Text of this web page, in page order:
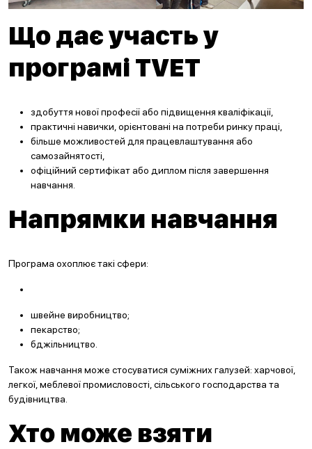
Що дає участь у
програмі TVET
здобуття нової професії або підвищення кваліфікації,
практичні навички, орієнтовані на потреби ринку праці,
більше можливостей для працевлаштування або
самозайнятості,
офіційний сертифікат або диплом після завершення
навчання.
Напрямки навчання
Програма охоплює такі сфери:
швейне виробництво;
пекарство;
бджільництво.
Також навчання може стосуватися суміжних галузей: харчової,
легкої, меблевої промисловості, сільського господарства та
будівництва.
Хто може взяти